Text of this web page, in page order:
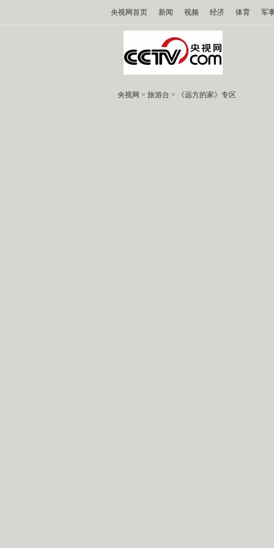
央视网首页 新闻 视频 经济 体育 军
央视网 > 旅游台 > 《远方的家》专区